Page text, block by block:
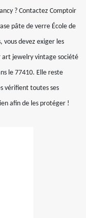
? Contactez Comptoir
pâte de verre École de
vous devez exiger les
art jewelry vintage société
le 77410. Elle reste
vérifient toutes ses
afin de les protéger !